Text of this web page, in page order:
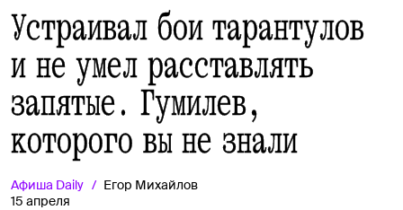
Устраивал бои тарантулов
и не умел расставлять
запятые. Гумилев,
которого вы не знали
Афиша Daily
Егор Михайлов
15 апреля